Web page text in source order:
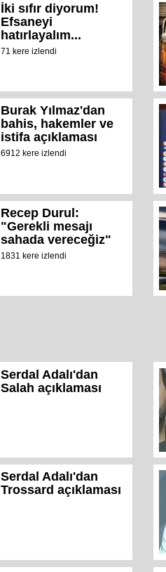
İki sıfır diyorum!
Efsaneyi
hatırlayalım...
71 kere izlendi
Burak Yılmaz'dan
bahis, hakemler ve
istifa açıklaması
6912 kere izlendi
Recep Durul:
"Gerekli mesajı
sahada vereceğiz"
1831 kere izlendi
Serdal Adalı'dan
Salah açıklaması
Serdal Adalı'dan
Trossard açıklaması